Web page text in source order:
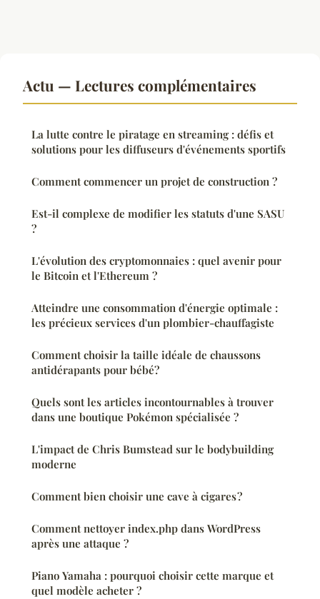
Actu — Lectures complémentaires
La lutte contre le piratage en streaming : défis et
solutions pour les diffuseurs d'événements sportifs
Comment commencer un projet de construction ?
Est-il complexe de modifier les statuts d'une SASU
?
L'évolution des cryptomonnaies : quel avenir pour
le Bitcoin et l'Ethereum ?
Atteindre une consommation d'énergie optimale :
les précieux services d'un plombier-chauffagiste
Comment choisir la taille idéale de chaussons
antidérapants pour bébé?
Quels sont les articles incontournables à trouver
dans une boutique Pokémon spécialisée ?
L'impact de Chris Bumstead sur le bodybuilding
moderne
Comment bien choisir une cave à cigares ?
Comment nettoyer index.php dans WordPress
après une attaque ?
Piano Yamaha : pourquoi choisir cette marque et
quel modèle acheter ?